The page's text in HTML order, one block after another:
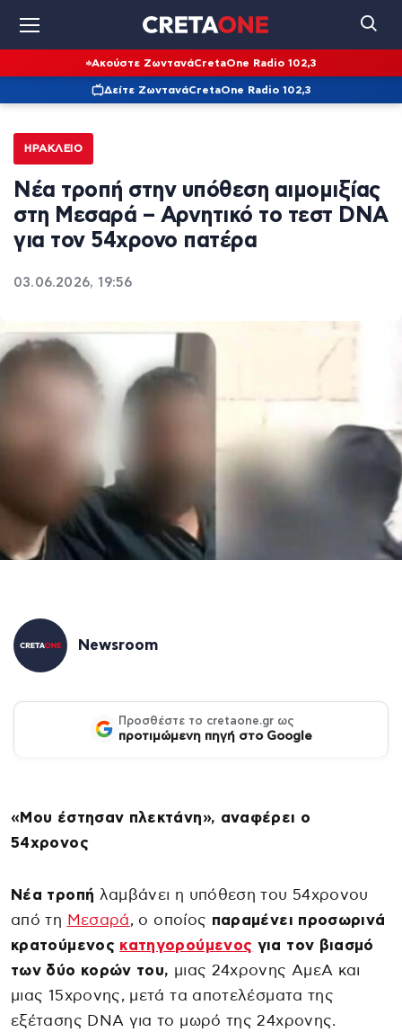
Ακούστε ΖωντανάCretaOne Radio 102,3
Δείτε ΖωντανάCretaOne Radio 102,3
ΗΡΆΚΛΕΙΟ
Νέα τροπή στην υπόθεση αιμομιξίας
στη Μεσαρά – Αρνητικό το τεστ DNA
για τον 54χρονο πατέρα
03.06.2026, 19:56
Newsroom
Προσθέστε το cretaone.gr ως
προτιμώμενη πηγή στο Google
«Μου έστησαν πλεκτάνη», αναφέρει ο
54χρονος
Νέα τροπή λαμβάνει η υπόθεση του 54χρονου
από τη Μεσαρά, ο οποίος παραμένει προσωρινά
κρατούμενος κατηγορούμενος για τον βιασμό
των δύο κορών του, μιας 24χρονης ΑμεΑ και
μιας 15χρονης, μετά τα αποτελέσματα της
εξέτασης DNA για το μωρό της 24χρονης.